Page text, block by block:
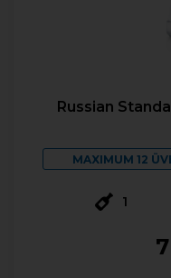
Russian
MAXIMUM 12
1